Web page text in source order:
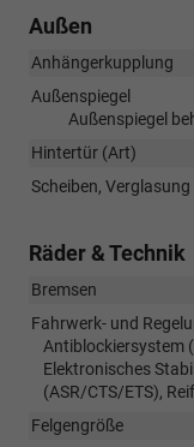
Außen
Anhängerkupplung
Außenspiegel
Außenspiegel
Hintertür (Art)
Scheiben, Verglasung
Räder & Technik
Bremsen
Fahrwerk- und
Antiblockiersystem
Elektronisches
(ASR/CTS/ETS),
Felgengröße